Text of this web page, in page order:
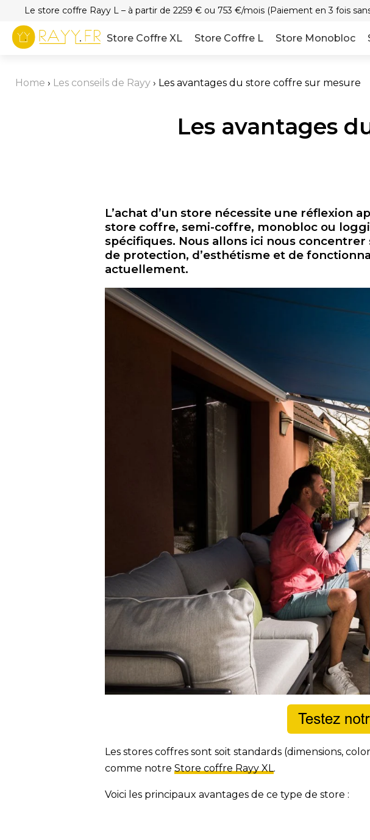
Le store coffre Rayy L – à partir de 2259 € ou 753 €/mois (Paiement en 3 fois
Store Coffre XL Store Coffre L Store Monobloc
Home › Les conseils de Rayy › Les avantages du store coffre sur mesure
Les avantages
L’achat d’un store nécessite une réflexion
store coffre, semi-coffre, monobloc ou
spécifiques. Nous allons ici nous
de protection, d’esthétisme et de
actuellement.
Les stores coffres sont soit standards (dimensions,
comme notre Store coffre Rayy XL.
Voici les principaux avantages de ce type de store :